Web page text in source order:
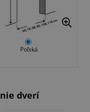
Poľská
dverí